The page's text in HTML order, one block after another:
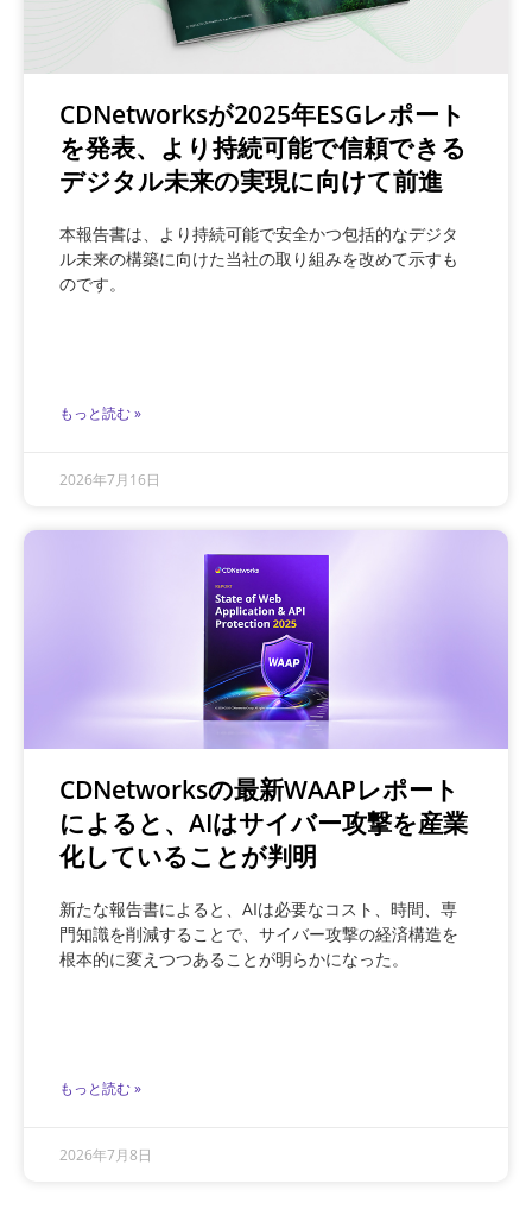
CDNetworksが2025年ESGレポート
を発表、より持続可能で信頼できる
デジタル未来の実現に向けて前進
本報告書は、より持続可能で安全かつ包括的なデジタ
ル未来の構築に向けた当社の取り組みを改めて示すも
のです。
もっと読む »
2026年7月16日
CDNetworksの最新WAAPレポート
によると、AIはサイバー攻撃を産業
化していることが判明
新たな報告書によると、AIは必要なコスト、時間、専
門知識を削減することで、サイバー攻撃の経済構造を
根本的に変えつつあることが明らかになった。
もっと読む »
2026年7月8日